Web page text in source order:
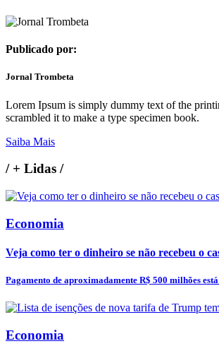
Publicado por:
Jornal Trombeta
Lorem Ipsum is simply dummy text of the
scrambled it to make a type specimen book.
Saiba Mais
/+ Lidas /
Economia
Veja como ter o dinheiro se não recebeu o
Pagamento de aproximadamente R$ 500 milhões
Economia